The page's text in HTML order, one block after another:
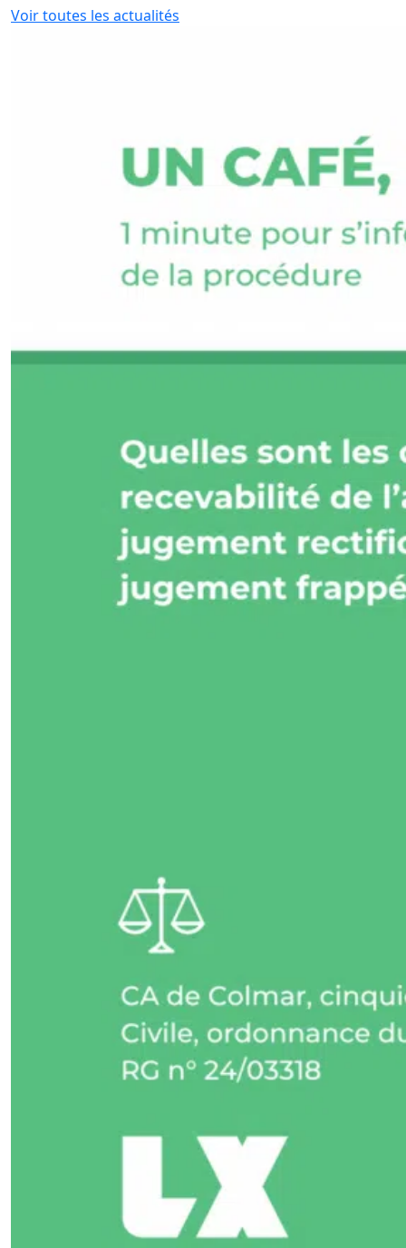
Voir toutes les actualités